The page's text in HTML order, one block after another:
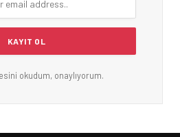
okudum, onaylıyorum.